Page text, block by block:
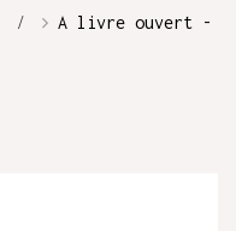
A livre ouvert -